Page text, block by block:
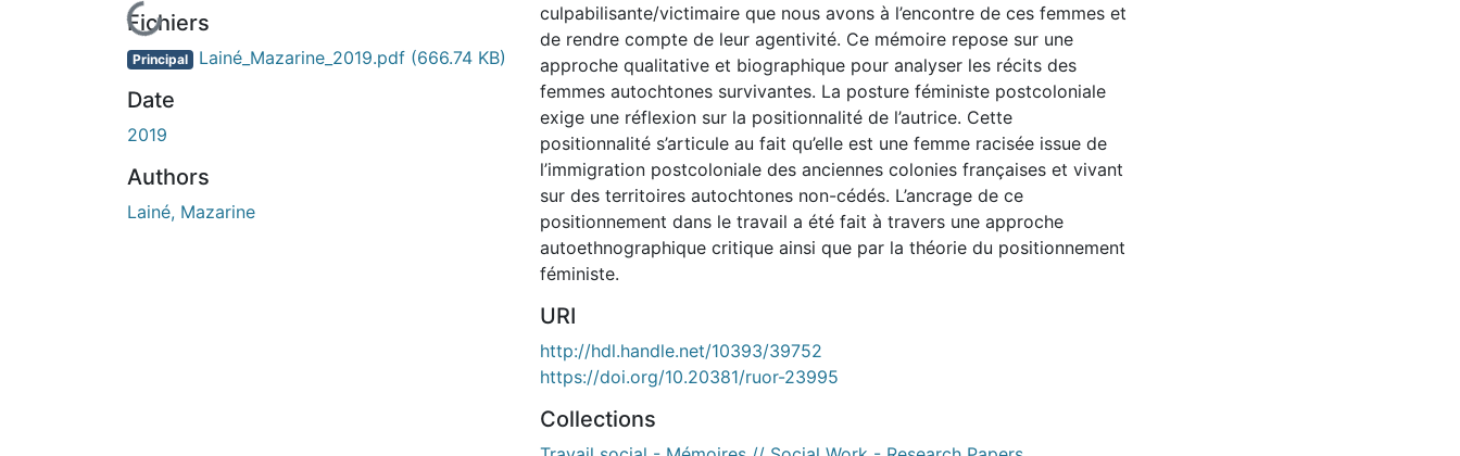
En cours de chargement...
Fichiers
Principal Lainé_Mazarine_2019.pdf (666.74 KB)
Date
2019
Authors
Lainé, Mazarine
culpabilisante/victimaire que nous avons à l’encontre de ces femmes et
de rendre compte de leur agentivité. Ce mémoire repose sur une
approche qualitative et biographique pour analyser les récits des
femmes autochtones survivantes. La posture féministe postcoloniale
exige une réflexion sur la positionnalité de l’autrice. Cette
positionnalité s’articule au fait qu’elle est une femme racisée issue de
l’immigration postcoloniale des anciennes colonies françaises et vivant
sur des territoires autochtones non-cédés. L’ancrage de ce
positionnement dans le travail a été fait à travers une approche
autoethnographique critique ainsi que par la théorie du positionnement
féministe.
URI
http://hdl.handle.net/10393/39752
https://doi.org/10.20381/ruor-23995
Collections